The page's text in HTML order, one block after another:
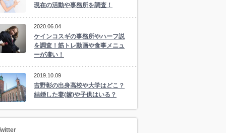
現在の活動や事務所を調査！
2020.06.04
ケインコスギの事務所やハーフ説
を調査！筋トレ動画や食事メニュ
ーが凄い！
2019.10.09
吉野彰の出身高校や大学はどこ？
結婚した妻(嫁)や子供はいる？